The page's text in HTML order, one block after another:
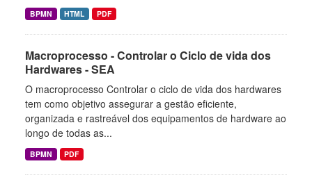
BPMN HTML PDF
Macroprocesso - Controlar o Ciclo de vida dos
Hardwares - SEA
O macroprocesso Controlar o ciclo de vida dos hardwares
tem como objetivo assegurar a gestão eficiente,
organizada e rastreável dos equipamentos de hardware ao
longo de todas as...
BPMN PDF